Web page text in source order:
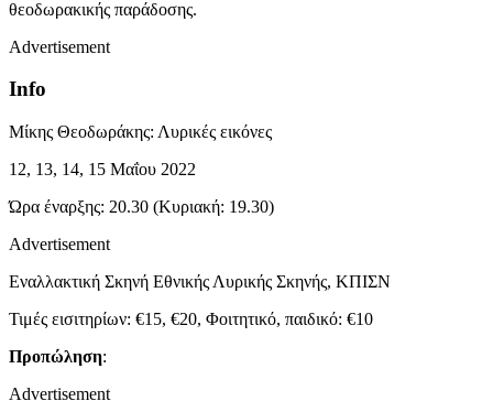
θεοδωρακικής παράδοσης.
Advertisement
Info
Μίκης Θεοδωράκης: Λυρικές εικόνες
12, 13, 14, 15 Μαΐου 2022
Ώρα έναρξης: 20.30 (Κυριακή: 19.30)
Advertisement
Εναλλακτική Σκηνή Εθνικής Λυρικής Σκηνής, ΚΠΙΣΝ
Τιμές εισιτηρίων: €15, €20, Φοιτητικό, παιδικό: €10
Προπώληση:
Advertisement